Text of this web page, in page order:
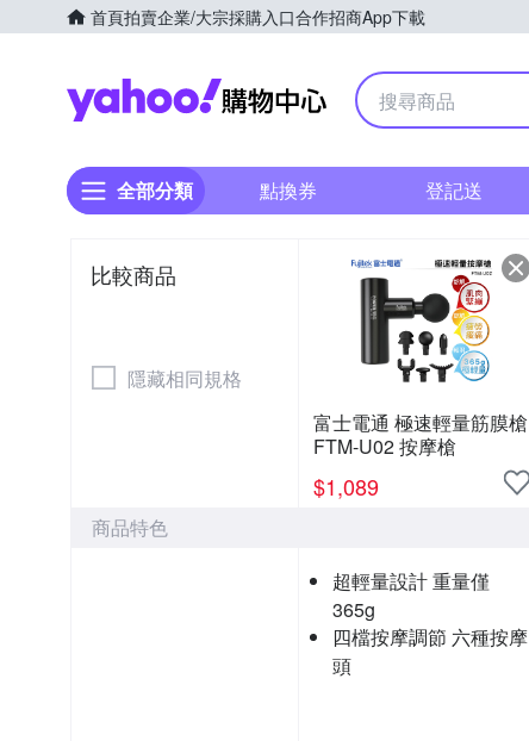
首頁拍賣企業/大宗採購入口合作招商App下載
Yahoo購物中心
全部分類 點換券 登記送
比較商品
隱藏相同規格
富士電通 極速輕量筋膜槍
FTM-U02 按摩槍
$1,089
商品特色
超輕量設計 重量僅
365g
四檔按摩調節 六種按摩
頭